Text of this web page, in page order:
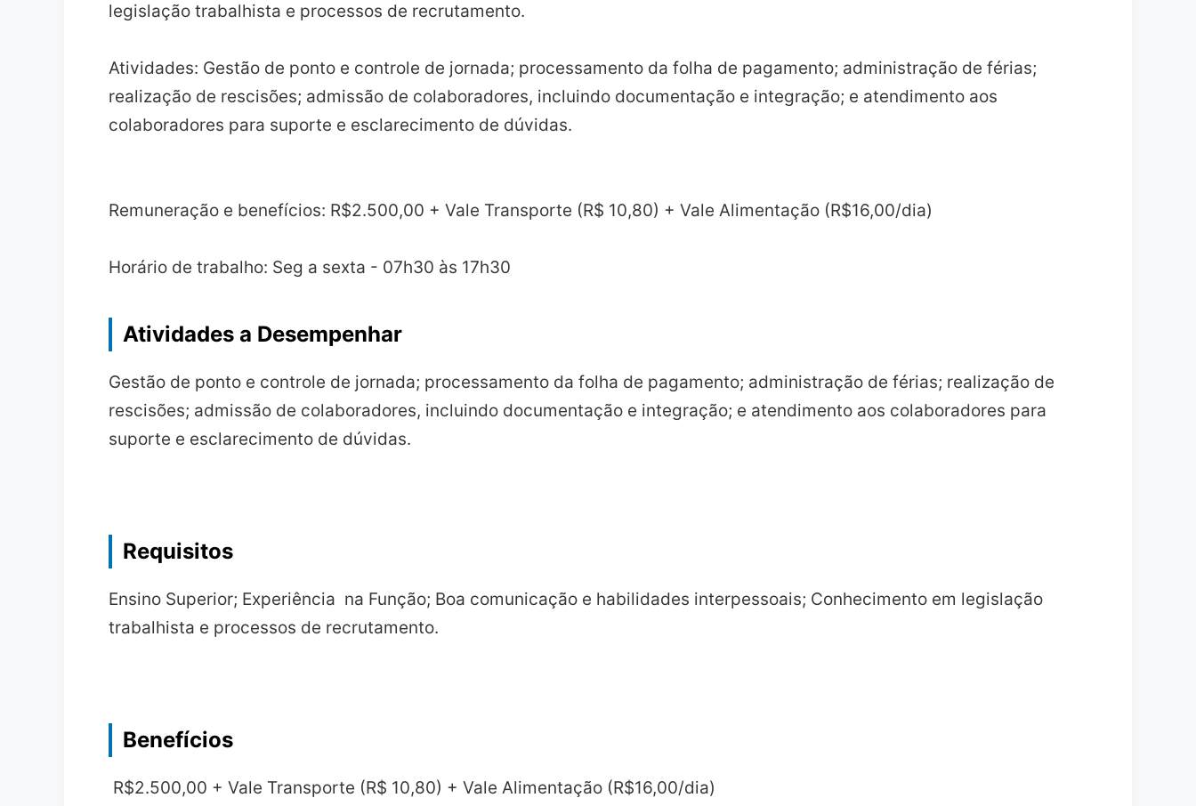
legislação trabalhista e processos de recrutamento.
Atividades: Gestão de ponto e controle de jornada; processamento da folha de pagamento; administração de férias;
realização de rescisões; admissão de colaboradores, incluindo documentação e integração; e atendimento aos
colaboradores para suporte e esclarecimento de dúvidas.
Remuneração e benefícios: R$2.500,00 + Vale Transporte (R$ 10,80) + Vale Alimentação (R$16,00/dia)
Horário de trabalho: Seg a sexta - 07h30 às 17h30
Atividades a Desempenhar
Gestão de ponto e controle de jornada; processamento da folha de pagamento; administração de férias; realização de
rescisões; admissão de colaboradores, incluindo documentação e integração; e atendimento aos colaboradores para
suporte e esclarecimento de dúvidas.
Requisitos
Ensino Superior; Experiência na Função; Boa comunicação e habilidades interpessoais; Conhecimento em legislação
trabalhista e processos de recrutamento.
Benefícios
R$2.500,00 + Vale Transporte (R$ 10,80) + Vale Alimentação (R$16,00/dia)